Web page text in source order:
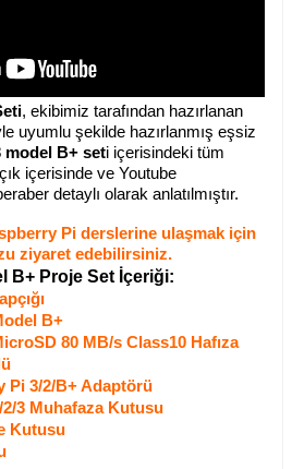
, ekibimiz tarafından hazırlanan
uyumlu şekilde hazırlanmış eşsiz
model B+ seti içerisindeki tüm
içerisinde ve Youtube
detaylı olarak anlatılmıştır.
Pi derslerine ulaşmak için
ziyaret edebilirsiniz.
B+ Proje Set İçeriği:
B+
80 MB/s Class10 Hafıza
Pi 3/2/B+ Adaptörü
3 Muhafaza Kutusu
Kutusu